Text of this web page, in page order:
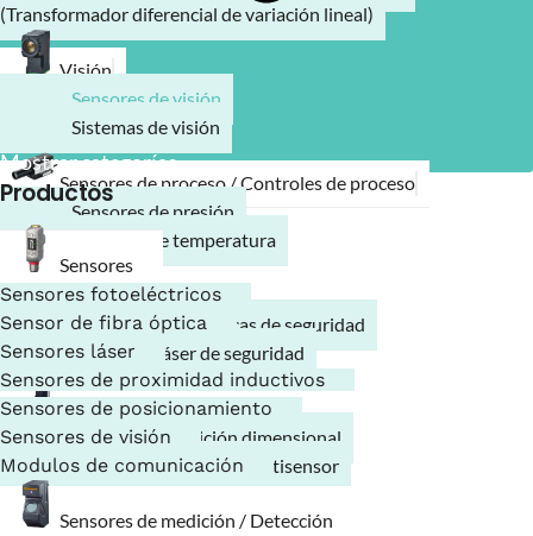
(Transformador diferencial de variación lineal)
Visión
Sensores de visión
Sistemas de visión
Sensores de proceso / Controles de proceso
Sensores de presión
Sensores de temperatura
Seguridad
Barreras fotoeléctricas de seguridad
Escáneres láser de seguridad
Sistemas de medición
Sistema de medición dimensional
Sistema de medición multisensor
Lectores de códigos
Mostrar categorías
Productos
Sensores
Sensores fotoeléctricos
Sensor de fibra óptica
Sensores láser
Sensores de proximidad inductivos
Sensores de posicionamiento
Sensores de visión
Modulos de comunicación
Sensores de medición / Detección